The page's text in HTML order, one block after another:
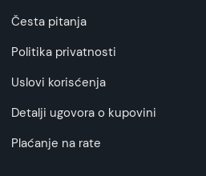
Česta pitanja
Politika privatnosti
Uslovi korisćenja
Detalji ugovora o kupovini
Plaćanje na rate